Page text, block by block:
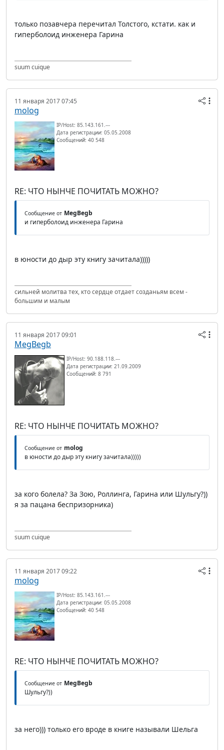
только позавчера перечитал Толстого, кстати. как и
гиперболоид инженера Гарина
suum cuique
11 января 2017 07:45
molog
IP/Host: 85.143.161.---
Дата регистрации: 05.05.2008
Сообщений: 40 548
RE: ЧТО НЫНЧЕ ПОЧИТАТЬ МОЖНО?
Сообщение от MegBegb
и гиперболоид инженера Гарина
в юности до дыр эту книгу зачитала)))))
сильней молитва тех, кто сердце отдает созданьям всем -
большим и малым
11 января 2017 09:01
MegBegb
IP/Host: 90.188.118.---
Дата регистрации: 21.09.2009
Сообщений: 8 791
RE: ЧТО НЫНЧЕ ПОЧИТАТЬ МОЖНО?
Сообщение от molog
в юности до дыр эту книгу зачитала)))))
за кого болела? За Зою, Роллинга, Гарина или Шульгу?))
я за пацана беспризорника)
suum cuique
11 января 2017 09:22
molog
IP/Host: 85.143.161.---
Дата регистрации: 05.05.2008
Сообщений: 40 548
RE: ЧТО НЫНЧЕ ПОЧИТАТЬ МОЖНО?
Сообщение от MegBegb
Шульгу?))
за него))) только его вроде в книге называли Шельга